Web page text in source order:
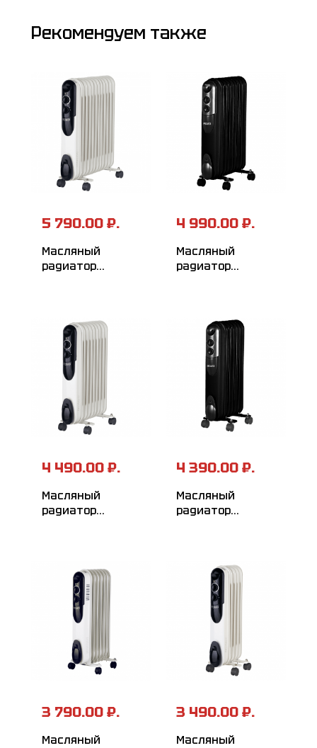
Рекомендуем также
5 790.00 ₽.
Масляный
радиатор
4 990.00 ₽.
Масляный
радиатор
4 490.00 ₽.
Масляный
радиатор
4 390.00 ₽.
Масляный
радиатор
3 790.00 ₽.
Масляный
3 490.00 ₽.
Масляный